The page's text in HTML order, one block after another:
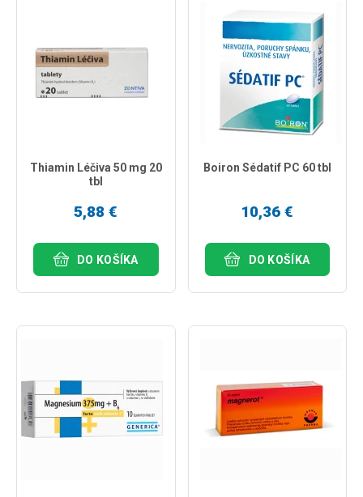
Thiamin Léčiva 50 mg 20
tbl
5,88 €
DO KOŠÍKA
Boiron Sédatif PC 60 tbl
10,36 €
DO KOŠÍKA